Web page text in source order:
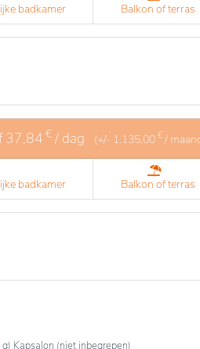
badkamer Balkon of terras
37,84 € / dag (+/- 1.135,00 € /
badkamer Balkon of terras
g) Kapsalon (niet inbegrepen)